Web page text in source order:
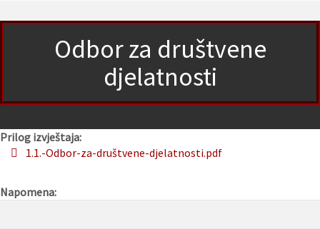
Odbor za društvene
djelatnosti
Prilog izvještaja:
1.1.-Odbor-za-društvene-djelatnosti.pdf
Napomena: